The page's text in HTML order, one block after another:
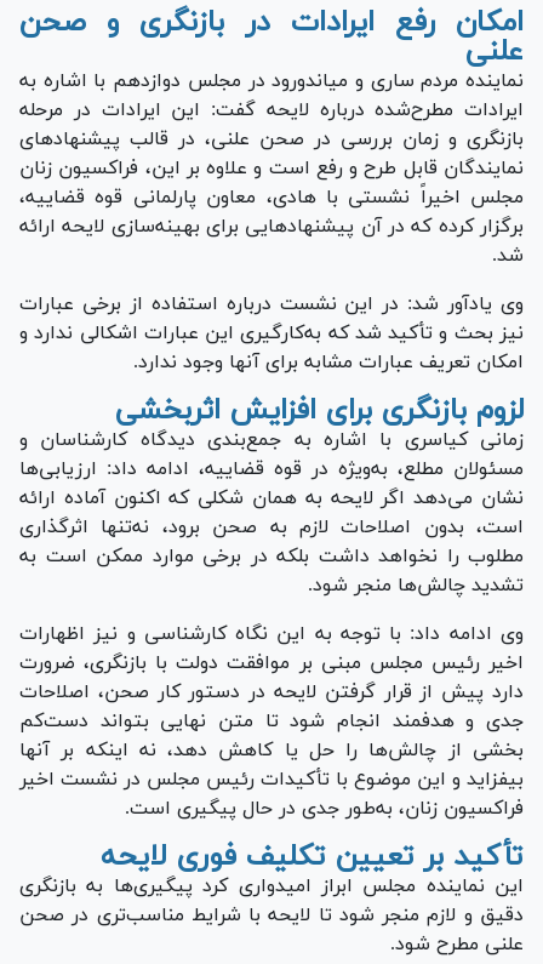
امکان رفع ایرادات در بازنگری و صحن
علنی
نماینده مردم ساری و میاندورود در مجلس دوازدهم با اشاره به
ایرادات مطرح‌شده درباره لایحه گفت: این ایرادات در مرحله
بازنگری و زمان بررسی در صحن علنی، در قالب پیشنهاد‌های
نمایندگان قابل طرح و رفع است و علاوه بر این، فراکسیون زنان
مجلس اخیراً نشستی با هادی، معاون پارلمانی قوه قضاییه،
برگزار کرده که در آن پیشنهاد‌هایی برای بهینه‌سازی لایحه ارائه
شد.
وی یادآور شد: در این نشست درباره استفاده از برخی عبارات
نیز بحث و تأکید شد که به‌کارگیری این عبارات اشکالی ندارد و
امکان تعریف عبارات مشابه برای آنها وجود ندارد.
لزوم بازنگری برای افزایش اثربخشی
زمانی کیاسری با اشاره به جمع‌بندی دیدگاه کارشناسان و
مسئولان مطلع، به‌ویژه در قوه قضاییه، ادامه داد: ارزیابی‌ها
نشان می‌دهد اگر لایحه به همان شکلی که اکنون آماده ارائه
است، بدون اصلاحات لازم به صحن برود، نه‌تنها اثرگذاری
مطلوب را نخواهد داشت بلکه در برخی موارد ممکن است به
تشدید چالش‌ها منجر شود.
وی ادامه داد: با توجه به این نگاه کارشناسی و نیز اظهارات
اخیر رئیس مجلس مبنی بر موافقت دولت با بازنگری، ضرورت
دارد پیش از قرار گرفتن لایحه در دستور کار صحن، اصلاحات
جدی و هدفمند انجام شود تا متن نهایی بتواند دست‌کم
بخشی از چالش‌ها را حل یا کاهش دهد، نه اینکه بر آنها
بیفزاید و این موضوع با تأکیدات رئیس مجلس در نشست اخیر
فراکسیون زنان، به‌طور جدی در حال پیگیری است.
تأکید بر تعیین تکلیف فوری لایحه
این نماینده مجلس ابراز امیدواری کرد پیگیری‌ها به بازنگری
دقیق و لازم منجر شود تا لایحه با شرایط مناسب‌تری در صحن
علنی مطرح شود.